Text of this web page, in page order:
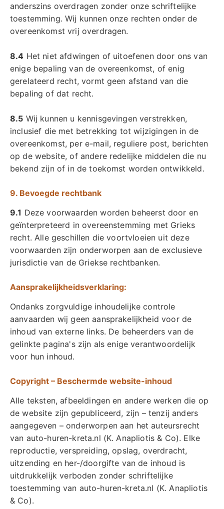
anderszins overdragen zonder onze schriftelijke
toestemming. Wij kunnen onze rechten onder de
overeenkomst vrij overdragen.
8.4 Het niet afdwingen of uitoefenen door ons van
enige bepaling van de overeenkomst, of enig
gerelateerd recht, vormt geen afstand van die
bepaling of dat recht.
8.5 Wij kunnen u kennisgevingen verstrekken,
inclusief die met betrekking tot wijzigingen in de
overeenkomst, per e-mail, reguliere post, berichten
op de website, of andere redelijke middelen die nu
bekend zijn of in de toekomst worden ontwikkeld.
9. Bevoegde rechtbank
9.1 Deze voorwaarden worden beheerst door en
geïnterpreteerd in overeenstemming met Grieks
recht. Alle geschillen die voortvloeien uit deze
voorwaarden zijn onderworpen aan de exclusieve
jurisdictie van de Griekse rechtbanken.
Aansprakelijkheidsverklaring:
Ondanks zorgvuldige inhoudelijke controle
aanvaarden wij geen aansprakelijkheid voor de
inhoud van externe links. De beheerders van de
gelinkte pagina's zijn als enige verantwoordelijk
voor hun inhoud.
Copyright – Beschermde website-inhoud
Alle teksten, afbeeldingen en andere werken die op
de website zijn gepubliceerd, zijn – tenzij anders
aangegeven – onderworpen aan het auteursrecht
van auto-huren-kreta.nl (K. Anapliotis & Co). Elke
reproductie, verspreiding, opslag, overdracht,
uitzending en her-/doorgifte van de inhoud is
uitdrukkelijk verboden zonder schriftelijke
toestemming van auto-huren-kreta.nl (K. Anapliotis
& Co).